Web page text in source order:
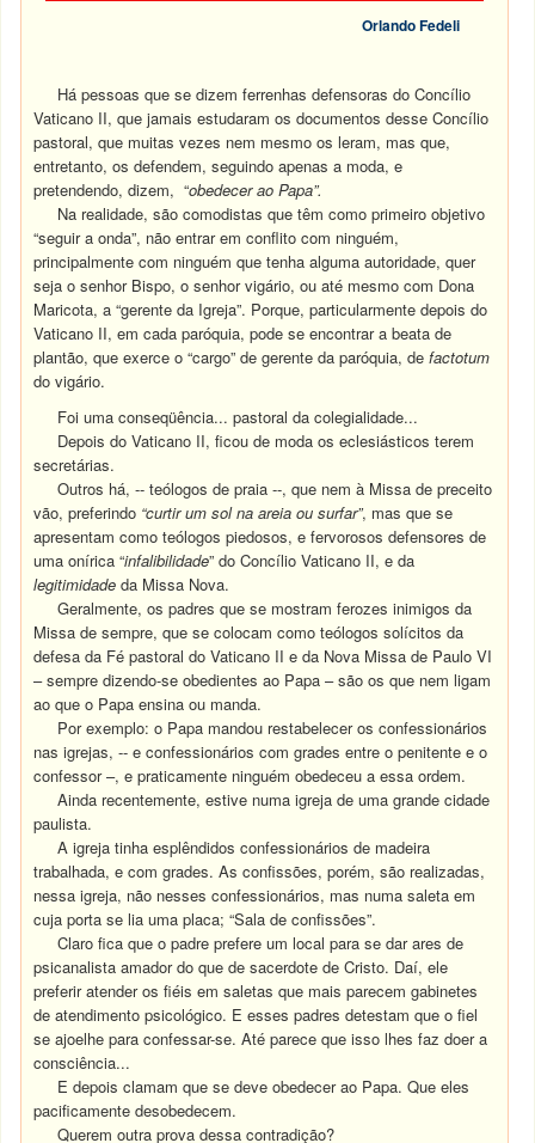
Orlando Fedeli
Há pessoas que se dizem ferrenhas defensoras do Concílio
Vaticano II, que jamais estudaram os documentos desse Concílio
pastoral, que muitas vezes nem mesmo os leram, mas que,
entretanto, os defendem, seguindo apenas a moda, e
pretendendo, dizem, “obedecer ao Papa”.
Na realidade, são comodistas que têm como primeiro objetivo
“seguir a onda”, não entrar em conflito com ninguém,
principalmente com ninguém que tenha alguma autoridade, quer
seja o senhor Bispo, o senhor vigário, ou até mesmo com Dona
Maricota, a “gerente da Igreja”. Porque, particularmente depois do
Vaticano II, em cada paróquia, pode se encontrar a beata de
plantão, que exerce o “cargo” de gerente da paróquia, defactotum
do vigário.
Foi uma conseqüência... pastoral da colegialidade...
Depois do Vaticano II, ficou de moda os eclesiásticos terem
secretárias.
Outros há, -- teólogos de praia --, que nem à Missa de preceito
vão, preferindo “curtir um sol na areia ou surfar”, mas que se
apresentam como teólogos piedosos, e fervorosos defensores de
uma onírica “infalibilidade” do Concílio Vaticano II, e da
legitimidade da Missa Nova.
Geralmente, os padres que se mostram ferozes inimigos da
Missa de sempre, que se colocam como teólogos solícitos da
defesa da Fé pastoral do Vaticano II e da Nova Missa de Paulo VI
– sempre dizendo-se obedientes ao Papa – são os que nem ligam
ao que o Papa ensina ou manda.
Por exemplo: o Papa mandou restabelecer os confessionários
nas igrejas, -- e confessionários com grades entre o penitente e o
confessor –, e praticamente ninguém obedeceu a essa ordem.
Ainda recentemente, estive numa igreja de uma grande cidade
paulista.
A igreja tinha esplêndidos confessionários de madeira
trabalhada, e com grades. As confissões, porém, são realizadas,
nessa igreja, não nesses confessionários, mas numa saleta em
cuja porta se lia uma placa; “Sala de confissões”.
Claro fica que o padre prefere um local para se dar ares de
psicanalista amador do que de sacerdote de Cristo. Daí, ele
preferir atender os fiéis em saletas que mais parecem gabinetes
de atendimento psicológico. E esses padres detestam que o fiel
se ajoelhe para confessar-se. Até parece que isso lhes faz doer a
consciência...
E depois clamam que se deve obedecer ao Papa. Que eles
pacificamente desobedecem.
Querem outra prova dessa contradição?